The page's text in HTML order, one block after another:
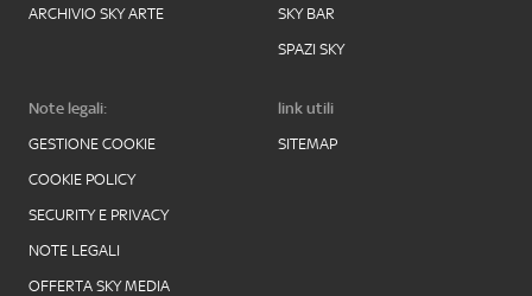
ARCHIVIO SKY ARTE
SKY BAR
SPAZI SKY
Note legali:
GESTIONE COOKIE
COOKIE POLICY
SECURITY E PRIVACY
NOTE LEGALI
OFFERTA SKY MEDIA
link utili
SITEMAP